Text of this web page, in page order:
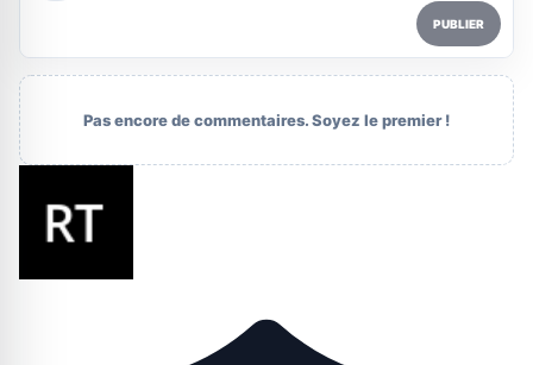
PUBLIER
Pas encore de commentaires. Soyez le premier !